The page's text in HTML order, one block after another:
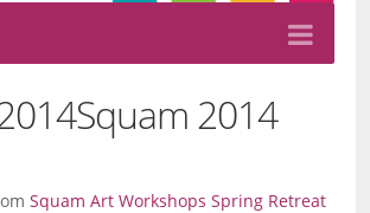
Squam 2014
Squam Art Workshops Spring Retreat